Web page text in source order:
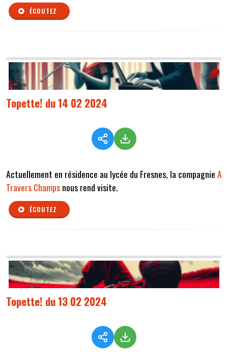
ÉCOUTEZ
Topette! du 14 02 2024
Actuellement en résidence au lycée du Fresnes, la compagnieA
Travers Champsnous rend visite.
ÉCOUTEZ
Topette! du 13 02 2024